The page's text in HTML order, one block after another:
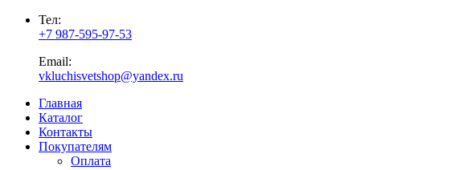
Тел:
+7 987-595-97-53
Email:
vkluchisvetshop@yandex.ru
Главная
Каталог
Контакты
Покупателям
Оплата